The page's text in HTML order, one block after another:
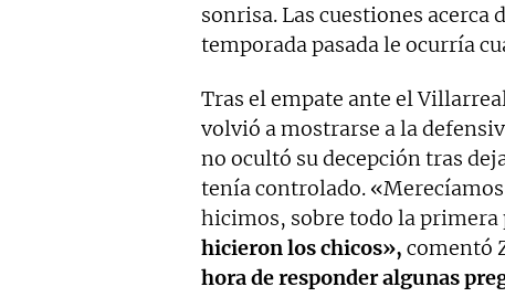
sonrisa. Las cuestiones acerca
temporada pasada le ocurría
Tras el empate ante el
volvió a mostrarse a la
no ocultó su decepción tras
tenía controlado.
hicimos, sobre todo la primera
hicieron los chicos», comentó
hora de responder algunas